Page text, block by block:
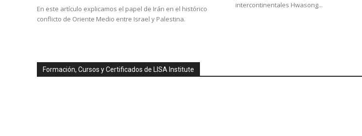
En este artículo explicamos el papel de Irán en el histórico
conflicto de Oriente Medio entre Israel y Palestina.
intercontinentales Hwasong...
Formación, Cursos y Certificados de LISA Institute